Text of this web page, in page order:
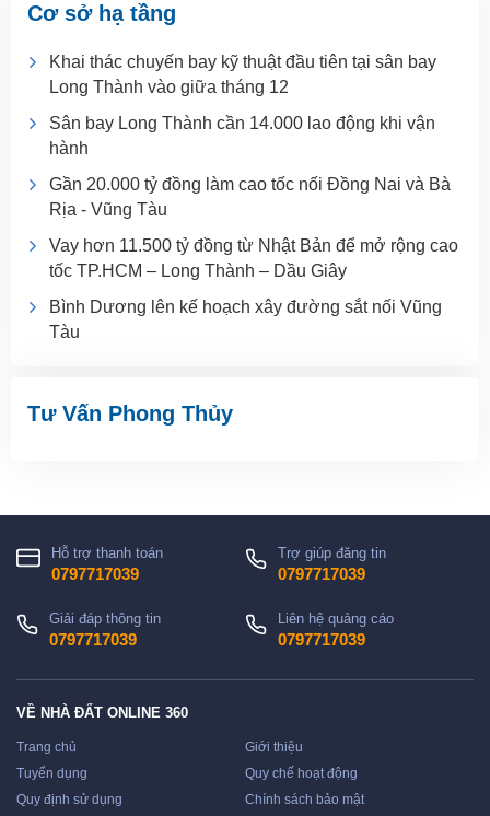
Cơ sở hạ tầng
Khai thác chuyến bay kỹ thuật đầu tiên tại sân bay
Long Thành vào giữa tháng 12
Sân bay Long Thành cần 14.000 lao động khi vận
hành
Gần 20.000 tỷ đồng làm cao tốc nối Đồng Nai và Bà
Rịa - Vũng Tàu
Vay hơn 11.500 tỷ đồng từ Nhật Bản để mở rộng cao
tốc TP.HCM – Long Thành – Dầu Giây
Bình Dương lên kế hoạch xây đường sắt nối Vũng
Tàu
Tư Vấn Phong Thủy
Hỗ trợ thanh toán
0797717039
Trợ giúp đăng tin
0797717039
Giải đáp thông tin
0797717039
Liên hệ quảng cáo
0797717039
VỀ NHÀ ĐẤT ONLINE 360
Trang chủ
Giới thiệu
Tuyển dụng
Quy chế hoạt động
Quy định sử dụng
Chính sách bảo mật